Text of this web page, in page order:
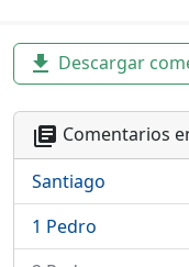
file_download Descargar
library_books Comentarios
Santiago
1 Pedro